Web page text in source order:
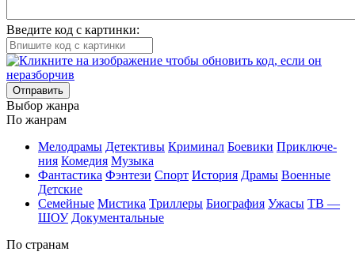
Введите код с картинки:
Отправить
Вы­бор жан­ра
По жан­рам
Ме­ло­дра­мы Де­тек­ти­вы Кри­ми­нал Бое­ви­ки При­клю­че­
ния Ко­ме­дия Му­зы­ка
Фан­та­сти­ка Фэн­те­зи Спорт Ис­то­рия Дра­мы Во­ен­ные
Дет­ские
Се­мей­ные Мис­ти­ка Трил­ле­ры Био­гра­фия Ужа­сы ТВ —
ШОУ До­ку­мен­таль­ные
По стра­нам